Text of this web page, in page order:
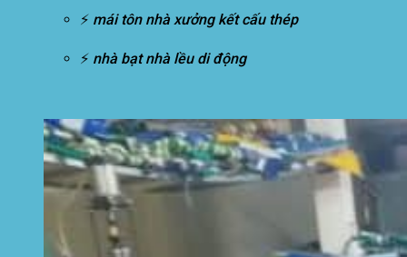
⚡ mái tôn nhà xưởng kết cấu thép
⚡ nhà bạt nhà lều di động